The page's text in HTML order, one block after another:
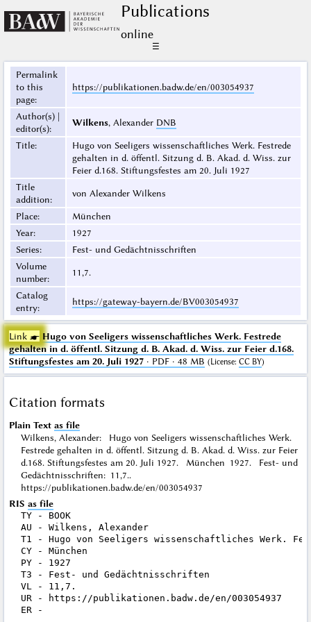
Publications
online
☰
Permalink
to this
page:
https://publikationen.badw.de/en/003054937
Author(s) |
editor(s):
Wilkens, Alexander DNB
Title:
Hugo von Seeligers wissenschaftliches Werk. Festrede
gehalten in d. öffentl. Sitzung d. B. Akad. d. Wiss. zur
Feier d.168. Stiftungsfestes am 20. Juli 1927
Title
addition:
von Alexander Wilkens
Place:
München
Year:
1927
Series:
Fest- und Gedächtnisschriften
Volume
number:
11,7.
Catalog
entry:
https://gateway-bayern.de/BV003054937
Link ☛ Hugo von Seeligers wissenschaftliches Werk. Festrede
gehalten in d. öffentl. Sitzung d. B. Akad. d. Wiss. zur Feier d.168.
Stiftungsfestes am 20. Juli 1927· PDF · 48 MB (License: CC BY)
Citation formats
Plain Text as file
Wilkens, Alexander: Hugo von Seeligers wissenschaftliches Werk.
Festrede gehalten in d. öffentl. Sitzung d. B. Akad. d. Wiss. zur Feier
d.168. Stiftungsfestes am 20. Juli 1927. München 1927. Fest- und
Gedächtnisschriften: 11,7..
https://publikationen.badw.de/en/003054937
RIS as file
TY - BOOK
AU - Wilkens, Alexander
T1 - Hugo von Seeligers wissenschaftliches Werk.
CY - München
PY - 1927
T3 - Fest- und Gedächtnisschriften
VL - 11,7.
UR - https://publikationen.badw.de/en/003054937